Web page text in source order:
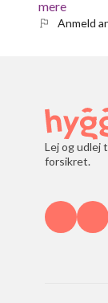
mere
Anmeld
Lej og udlej
forsikret.